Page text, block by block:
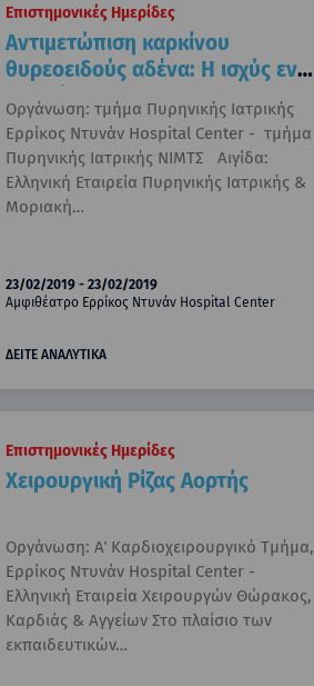
Επιστημονικές Ημερίδες
Αντιμετώπιση καρκίνου
θυρεοειδούς αδένα: Η ισχύς εν
τη ενώσει
Οργάνωση: τμήμα Πυρηνικής Ιατρικής
Ερρίκος Ντυνάν Hospital Center - τμήμα
Πυρηνικής Ιατρικής ΝΙΜΤΣ Αιγίδα:
Ελληνική Εταιρεία Πυρηνικής Ιατρικής &
Μοριακή…
23/02/2019 - 23/02/2019
Αμφιθέατρο Ερρίκος Ντυνάν Hospital Center
ΔΕΙΤΕ ΑΝΑΛΥΤΙΚΑ
Επιστημονικές Ημερίδες
Χειρουργική Ρίζας Αορτής
Οργάνωση: Α΄ Καρδιοχειρουργικό Τμήμα,
Ερρίκος Ντυνάν Hospital Center -
Ελληνική Εταιρεία Χειρουργών Θώρακος,
Καρδιάς & Αγγείων Στο πλαίσιο των
εκπαιδευτικών…